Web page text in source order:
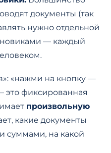
документы (так
нужно отдельной
— каждый
«нажми на кнопку —
это фиксированная
произвольную
какие документы
суммами, на какой